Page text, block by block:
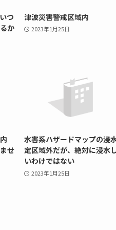
つ
か
津波災害警戒区域内
2023年1月25日
せ
水害系ハザードマップの浸
定区域外だが、絶対に浸水
いわけではない
2023年1月25日